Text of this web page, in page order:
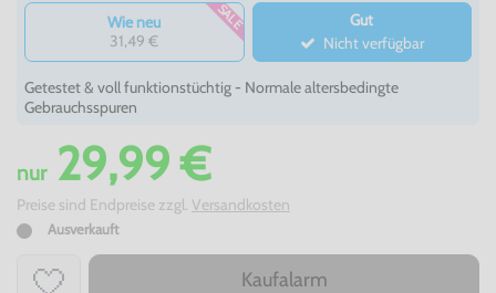
Wie neu
31,49 €
SALE
Gut
Nicht verfügbar
Getestet & voll funktionstüchtig - Normale altersbedingte
Gebrauchsspuren
nur29,99 €
Preise sind Endpreise zzgl. Versandkosten
Ausverkauft
Kaufalarm